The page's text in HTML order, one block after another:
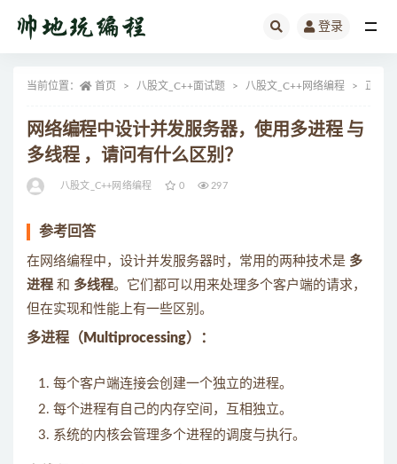
登录
当前位置： 首页 八股文_C++面试题 八股文_C++网络编程 正文
网络编程中设计并发服务器，使用多进程 与
多线程 ，请问有什么区别？
八股文_C++网络编程 0 297
参考回答
在网络编程中，设计并发服务器时，常用的两种技术是 多
进程 和 多线程。它们都可以用来处理多个客户端的请求，
但在实现和性能上有一些区别。
多进程（Multiprocessing） ：
每个客户端连接会创建一个独立的进程。
每个进程有自己的内存空间，互相独立。
系统的内核会管理多个进程的调度与执行。